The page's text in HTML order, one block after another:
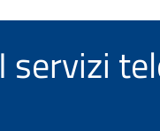
I servizi